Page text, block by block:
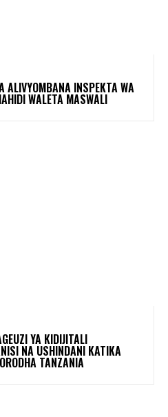
ALIVYOMBANA INSPEKTA WA
WALETA MASWALI
YA KIDIJITALI
NA USHINDANI KATIKA
TANZANIA